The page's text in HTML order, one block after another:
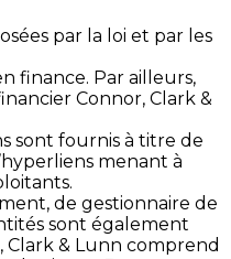
par la loi et par les
finance. Par ailleurs,
Connor, Clark &
sont fournis à titre de
menant à
de gestionnaire de
sont également
Clark & Lunn comprend